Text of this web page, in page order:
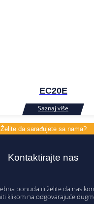
EC20E
Želite da sarađujete sa nama?
Kontaktirajte nas
ponuda ili želite da nas
klikom na odgovarajuće